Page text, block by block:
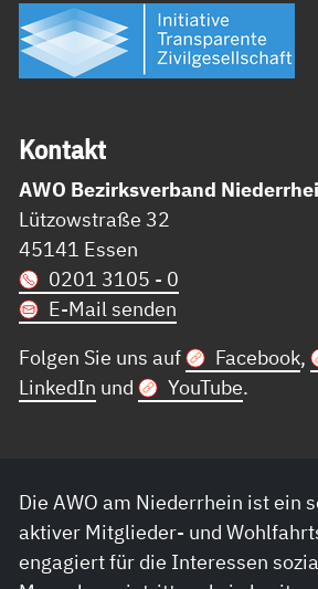
Kon­takt
AWO Bezirksverband
Lützowstraße 32
45141 Essen
0201 3105 - 0
E-Mail senden
Folgen Sie uns auf
Facebook,
LinkedIn und YouTube.
Die AWO am Niederrhein ist ein
aktiver Mitglieder- und
engagiert für die Interessen